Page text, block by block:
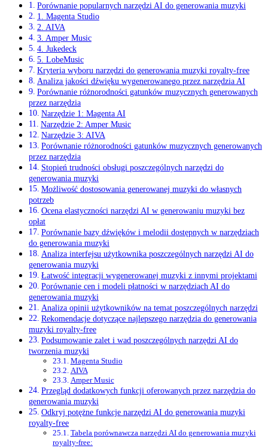
Porównanie popularnych narzędzi AI do generowania muzyki
1. Magenta Studio
2. AIVA
3. Amper Music
4. Jukedeck
5. LobeMusic
Kryteria wyboru narzędzi do generowania muzyki royalty-free
Analiza jakości dźwięku wygenerowanego przez narzędzia AI
Porównanie różnorodności gatunków muzycznych generowanych
przez narzędzia
Narzędzie 1: Magenta AI
Narzędzie 2: Amper Music
Narzędzie 3: AIVA
Porównanie różnorodności gatunków muzycznych generowanych
przez narzędzia
Stopień trudności obsługi poszczególnych narzędzi do
generowania muzyki
Możliwość dostosowania generowanej muzyki do własnych
potrzeb
Ocena elastyczności narzędzi AI w generowaniu muzyki bez
opłat
Porównanie bazy dźwięków i melodii dostępnych w narzędziach
do generowania muzyki
Analiza interfejsu użytkownika poszczególnych narzędzi AI do
generowania muzyki
Łatwość integracji wygenerowanej muzyki z innymi projektami
Porównanie cen i modeli płatności w narzędziach AI do
generowania muzyki
Analiza opinii użytkowników na temat poszczególnych narzędzi
Rekomendacje dotyczące najlepszego narzędzia do generowania
muzyki royalty-free
Podsumowanie zalet i wad poszczególnych narzędzi AI do
tworzenia muzyki
Magenta Studio
AIVA
Amper Music
Przegląd dodatkowych funkcji oferowanych przez narzędzia do
generowania muzyki
Odkryj potężne funkcje narzędzi AI do generowania muzyki
royalty-free
Tabela porównawcza narzędzi AI do generowania muzyki
royalty-free: